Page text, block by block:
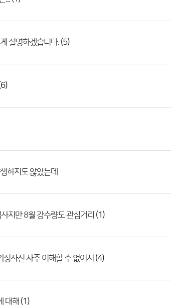
설명하겠습니다. (5)
하지도 않았는데
지만 8월 강수량도 관심거리 (1)
성사진 자주 이해할 수 없어서 (4)
대해 (1)